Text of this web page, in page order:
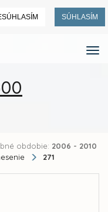
SÚHLASÍM
obdobie: 2006 - 2010
271